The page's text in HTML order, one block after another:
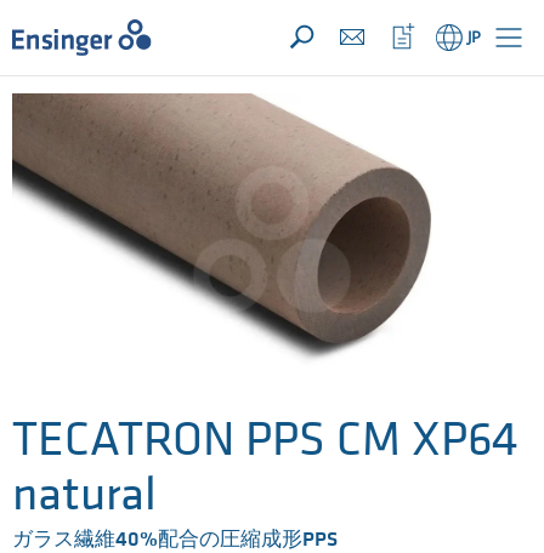
お問い合わせリスト ({{productCount}} 件の素材)開く
ホ
ー
ム
JP
ウ
ォ
ッ
ト
開
TECATRON PPS CM XP64
natural
ガラス繊維40%配合の圧縮成形PPS